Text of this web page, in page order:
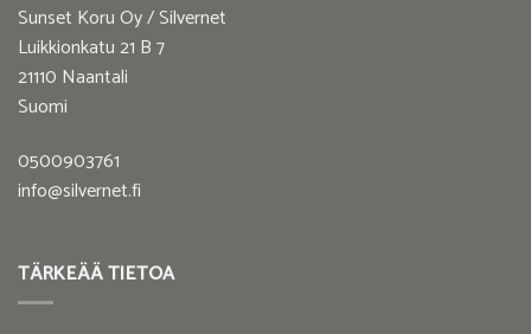
Sunset Koru Oy / Silvernet
Luikkionkatu 21 B 7
21110 Naantali
Suomi
0500903761
info@silvernet.fi
TÄRKEÄÄ TIETOA